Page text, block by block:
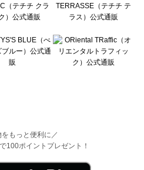
もっと便利に／
100ポイントプレゼント！